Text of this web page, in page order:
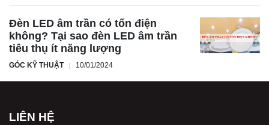
Đèn LED âm trần có tốn điện
không? Tại sao đèn LED âm trần
tiêu thụ ít năng lượng
GÓC KỸ THUẬT 10/01/2024
LIÊN HỆ